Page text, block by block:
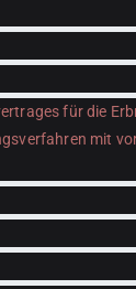
für die
mit